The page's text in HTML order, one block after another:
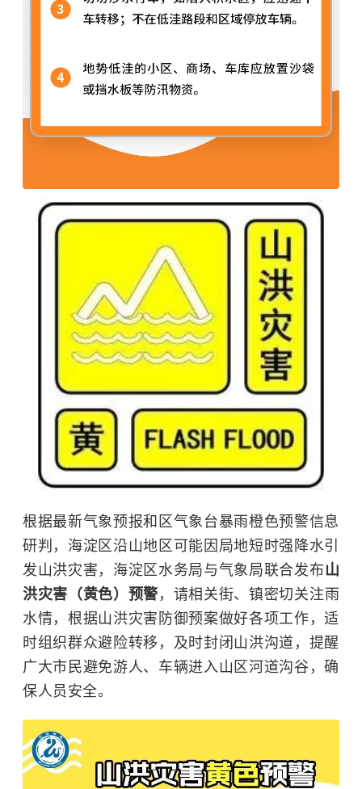
根据最新气象预报和区气象台暴雨橙色预警信息
研判，海淀区沿山地区可能因局地短时强降水引
发山洪灾害，海淀区水务局与气象局联合发布 山
洪灾害（黄色）预警 ，请相关街、镇密切关注雨
水情，根据山洪灾害防御预案做好各项工作，适
时组织群众避险转移，及时封闭山洪沟道，提醒
广大市民避免游人、车辆进入山区河道沟谷，确
保人员安全。